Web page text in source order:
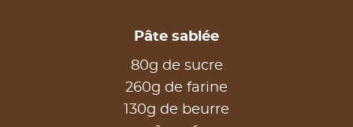
Pâte sablée
80g de sucre
260g de farine
130g de beurre